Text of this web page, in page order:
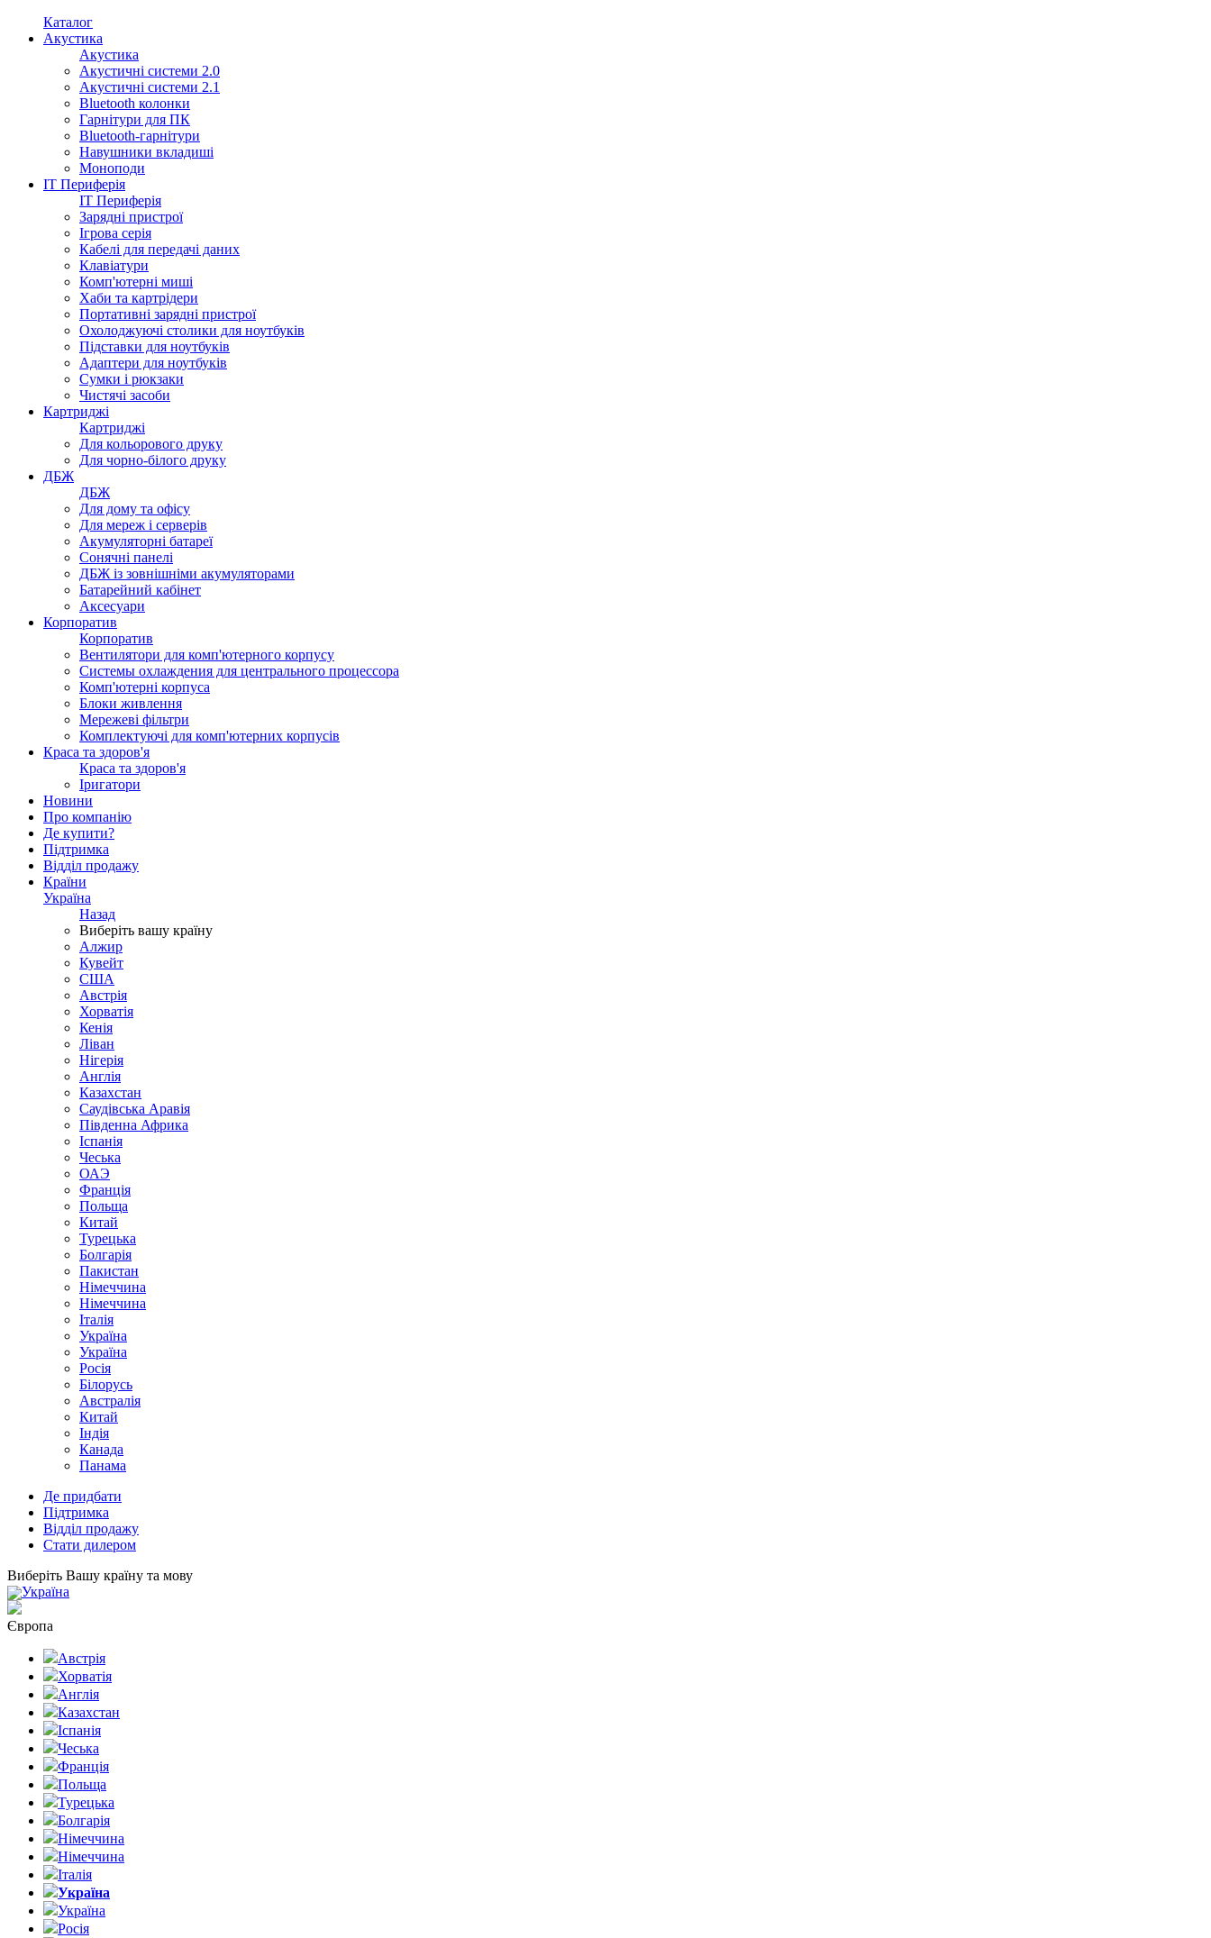
Каталог
Акустика
Акустика
Акустичні системи 2.0
Акустичні системи 2.1
Bluetooth колонки
Гарнітури для ПК
Bluetooth-гарнітури
Навушники вкладиші
Моноподи
IT Периферія
IT Периферія
Зарядні пристрої
Ігрова серія
Кабелі для передачі даних
Клавіатури
Комп'ютерні миші
Хаби та картрідери
Портативні зарядні пристрої
Охолоджуючі столики для ноутбуків
Підставки для ноутбуків
Адаптери для ноутбуків
Сумки і рюкзаки
Чистячі засоби
Картриджі
Картриджі
Для кольорового друку
Для чорно-білого друку
ДБЖ
ДБЖ
Для дому та офісу
Для мереж і серверів
Акумуляторні батареї
Сонячні панелі
ДБЖ із зовнішніми акумуляторами
Батарейний кабінет
Аксесуари
Корпоратив
Корпоратив
Вентилятори для комп'ютерного корпусу
Системы охлаждения для центрального процессора
Комп'ютерні корпуса
Блоки живлення
Мережеві фільтри
Комплектуючі для комп'ютерних корпусів
Краса та здоров'я
Краса та здоров'я
Іригатори
Новини
Про компанію
Де купити?
Підтримка
Відділ продажу
Країни
Україна
Назад
Виберіть вашу країну
Алжир
Кувейт
США
Австрія
Хорватія
Кенія
Ліван
Нігерія
Англія
Казахстан
Саудівська Аравія
Південна Африка
Іспанія
Чеська
ОАЭ
Франція
Польща
Китай
Турецька
Болгарія
Пакистан
Німеччина
Німеччина
Італія
Україна
Україна
Росія
Білорусь
Австралія
Китай
Індія
Канада
Панама
Де придбати
Підтримка
Відділ продажу
Стати дилером
Виберіть Вашу країну та мову
Україна
Європа
Австрія
Хорватія
Англія
Казахстан
Іспанія
Чеська
Франція
Польща
Турецька
Болгарія
Німеччина
Німеччина
Італія
Україна
Україна
Росія